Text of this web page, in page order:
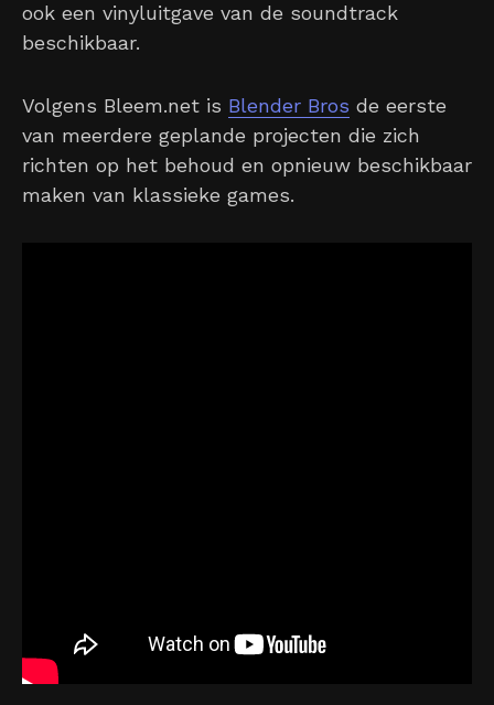
ook een vinyluitgave van de soundtrack
beschikbaar.
Volgens Bleem.net is Blender Bros de eerste
van meerdere geplande projecten die zich
richten op het behoud en opnieuw beschikbaar
maken van klassieke games.